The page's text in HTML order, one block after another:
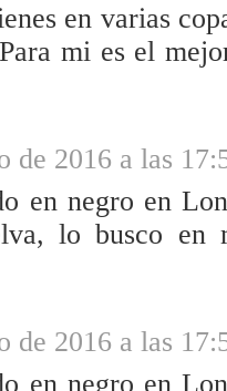
en varias
mi es el
de 2016 a las
en negro en
lo busco en
de 2016 a las
en negro en